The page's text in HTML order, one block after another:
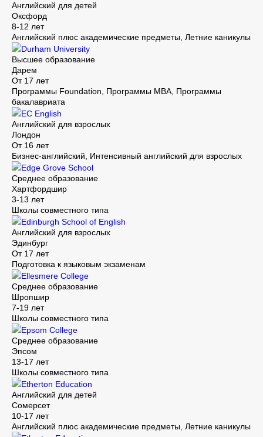
Английский для детей
Оксфорд
8-12 лет
Английский плюс академические предметы, Летние каникулы
Durham University
Высшее образование
Дарем
От 17 лет
Программы Foundation, Программы MBA, Программы
бакалавриата
EC English
Английский для взрослых
Лондон
От 16 лет
Бизнес-английский, Интенсивный английский для взрослых
Edge Grove School
Среднее образование
Хартфордшир
3-13 лет
Школы совместного типа
Edinburgh School of English
Английский для взрослых
Эдинбург
От 17 лет
Подготовка к языковым экзаменам
Ellesmere College
Среднее образование
Шропшир
7-19 лет
Школы совместного типа
Epsom College
Среднее образование
Эпсом
13-17 лет
Школы совместного типа
Etherton Education
Английский для детей
Сомерсет
10-17 лет
Английский плюс академические предметы, Летние каникулы